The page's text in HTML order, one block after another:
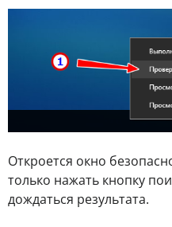
Откроется окно
только нажать кнопку
дождаться результата.